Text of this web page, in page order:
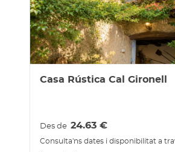
Casa Rústica Cal Gironell
Des de 24.63€
Consulta'ns dates i disponibilitat a